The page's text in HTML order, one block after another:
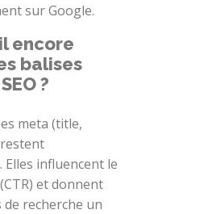
sur Google.
encore
balises
?
meta (title,
influencent le
et donnent
recherche un